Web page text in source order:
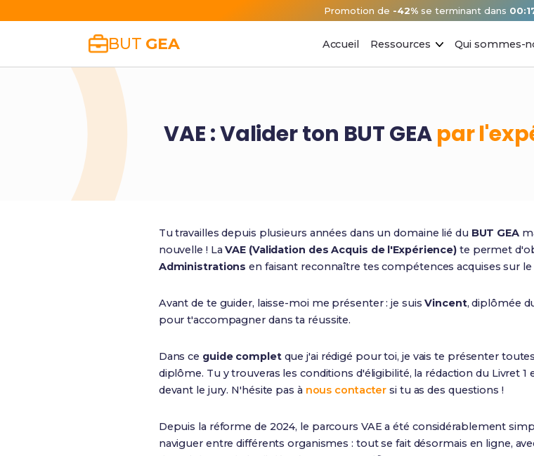
Promotion de -42%se terminant dans
BUT GEA Accueil Ressources Qui sommes-
VAE : Valider ton BUT GEApar
Tu travailles depuis plusieurs années dans un domaine lié du BUT GEA
nouvelle ! LaVAE (Validation des Acquis de l'Expérience) te permet
Administrations en faisant reconnaître tes compétences acquises sur le
Avant de te guider, laisse-moi me présenter : je suisVincent, diplômée
pour t'accompagner dans ta réussite.
Dans ce guide completque j'ai rédigé pour toi, je vais te présenter
diplôme. Tu y trouveras les conditions d'éligibilité, la rédaction du Livret 1
devant le jury. N'hésite pas à nous contacter si tu as des questions !
Depuis la réforme de 2024, le parcours VAE a été considérablement
naviguer entre différents organismes : tout se fait désormais en ligne,